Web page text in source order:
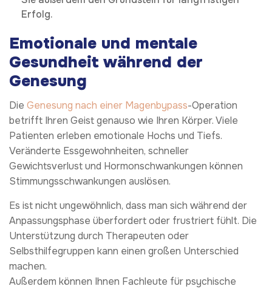
Erfolg.
Emotionale und mentale
Gesundheit während der
Genesung
Die Genesung nach einer Magenbypass-Operation
betrifft Ihren Geist genauso wie Ihren Körper. Viele
Patienten erleben emotionale Hochs und Tiefs.
Veränderte Essgewohnheiten, schneller
Gewichtsverlust und Hormonschwankungen können
Stimmungsschwankungen auslösen.
Es ist nicht ungewöhnlich, dass man sich während der
Anpassungsphase überfordert oder frustriert fühlt. Die
Unterstützung durch Therapeuten oder
Selbsthilfegruppen kann einen großen Unterschied
machen.
Außerdem können Ihnen Fachleute für psychische